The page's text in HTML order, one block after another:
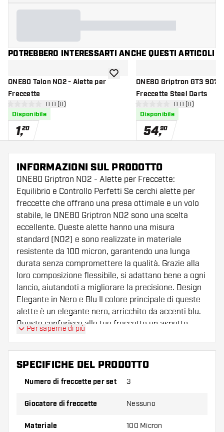
POTREBBERO INTERESSARTI ANCHE QUESTI ARTICOLI
ONE80 Talon NO2 - Alette per
Freccette
apri pannello recensioni
0 stelle di valutazione
0.0 (0)
Disponibile
1,20
aggiungi alla lista dei desideri
ONE80 Griptron GT3 90% -
Freccette Steel Darts
apri pannello
0 stelle di valutazione
0.0 (0)
Disponibile
54,90
INFORMAZIONI SUL PRODOTTO
ONE80 Griptron NO2 - Alette per Freccette:
Equilibrio e Controllo Perfetti Se cerchi alette per
freccette che offrano una presa ottimale e un volo
stabile, le ONE80 Griptron NO2 sono una scelta
eccellente. Queste alette hanno una misura
standard (NO2) e sono realizzate in materiale
resistente da 100 micron, garantendo una lunga
durata senza compromettere la qualità. Grazie alla
loro composizione flessibile, si adattano bene a ogni
lancio, aiutandoti a migliorare la precisione. Design
Elegante in Nero e Blu Il colore principale di queste
alette è un elegante nero, arricchito da accenti blu.
Questo conferisce alle tue freccette un aspetto
divertendoti con gli amici, con queste alette sarai
così avrai sempre una scorta quando serve. Adatte a
Anche se queste alette non sono progettate per un
giocatore specifico, sono ideali per chiunque prenda
Per saperne di più
SPECIFICHE DEL PRODOTTO
Numero di freccette per set 3
Giocatore di freccette Nessuno
Materiale 100 Micron